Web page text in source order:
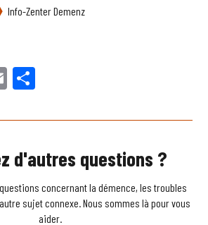
Info-Zenter Demenz
Email
d'autres questions ?
concernant la démence, les troubles
sujet connexe. Nous sommes là pour vous
aider.